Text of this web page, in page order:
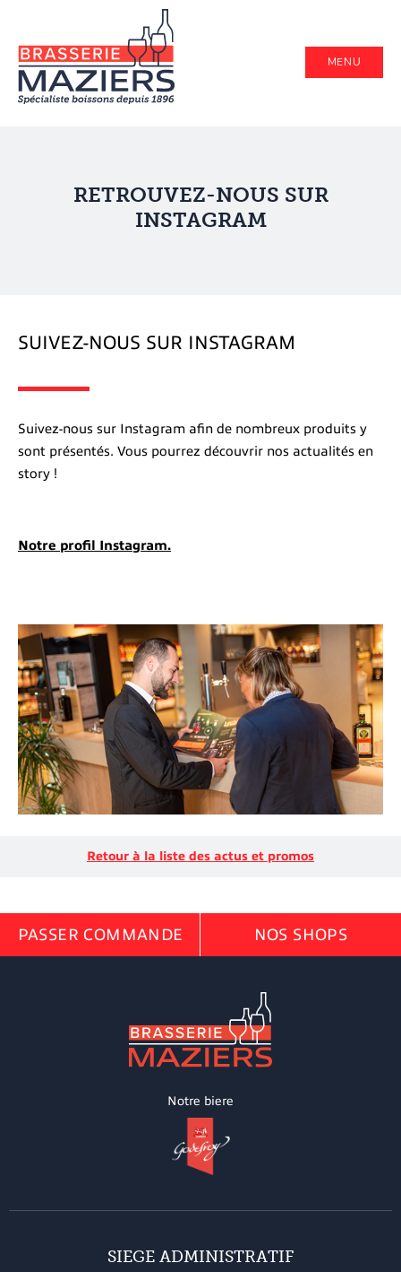
MENU
RETROUVEZ-NOUS SUR
INSTAGRAM
SUIVEZ-NOUS SUR INSTAGRAM
Suivez-nous sur Instagram afin de nombreux produits y
sont présentés. Vous pourrez découvrir nos actualités en
story !
Notre profil Instagram.
Retour à la liste des actus et promos
PASSER COMMANDE NOS SHOPS
Notre biere
SIEGE ADMINISTRATIF